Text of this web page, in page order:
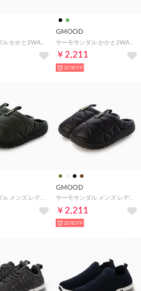
GMOOD
サーモサンダル かかと2WAYタイプ メンズ レディース サボサン あったか 保温 スオミ （ブラック）
￥2,211
23%OFF
GMOOD
サーモサンダル メンズ レディース サボサン あったか 保温 スコーネ （ブラック）
￥2,211
23%OFF